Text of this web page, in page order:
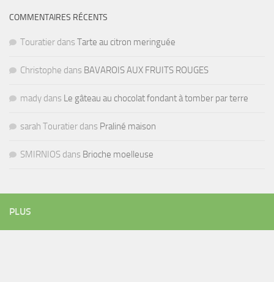
COMMENTAIRES RÉCENTS
Touratier dans Tarte au citron meringuée
Christophe dans BAVAROIS AUX FRUITS ROUGES
mady dans Le gâteau au chocolat fondant à tomber par terre
sarah Touratier dans Praliné maison
SMIRNIOS dans Brioche moelleuse
PLUS